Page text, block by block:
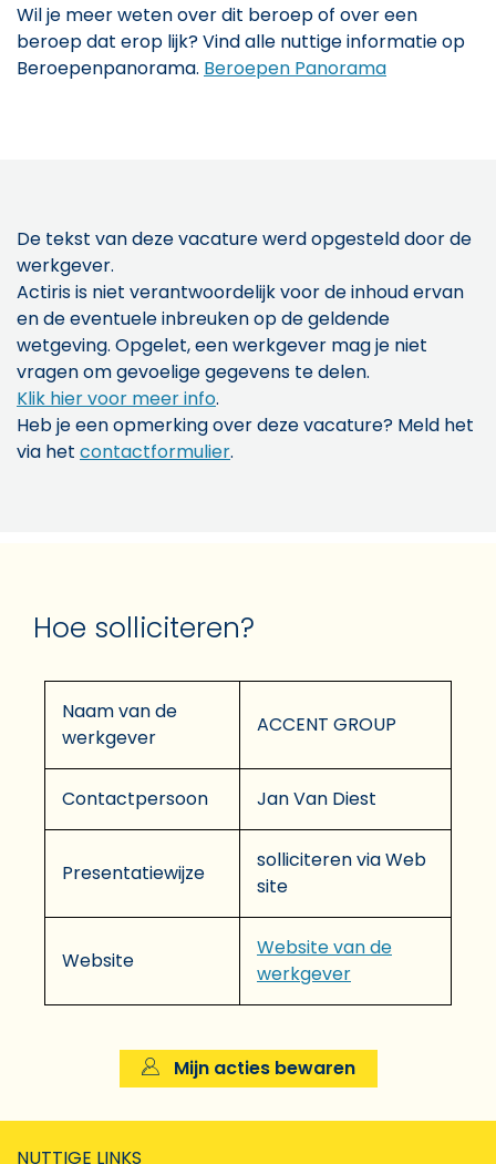
Wil je meer weten over dit beroep of over een
beroep dat erop lijk? Vind alle nuttige informatie op
Beroepenpanorama. Beroepen Panorama
De tekst van deze vacature werd opgesteld door de
werkgever.
Actiris is niet verantwoordelijk voor de inhoud ervan
en de eventuele inbreuken op de geldende
wetgeving. Opgelet, een werkgever mag je niet
vragen om gevoelige gegevens te delen.
Klik hier voor meer info.
Heb je een opmerking over deze vacature? Meld het
via het contactformulier.
Hoe solliciteren?
Naam van de
werkgever
ACCENT GROUP
Contactpersoon Jan Van Diest
Presentatiewijze
solliciteren via Web
site
Website
Website van de
werkgever
Mijn acties bewaren
NUTTIGE LINKS